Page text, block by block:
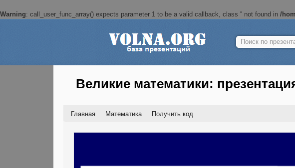
Warning: call_user_func_array() expects parameter 1 to be a valid callback, class '' not found in /
Найти:
Великие математики:
Главная Математика Получить код